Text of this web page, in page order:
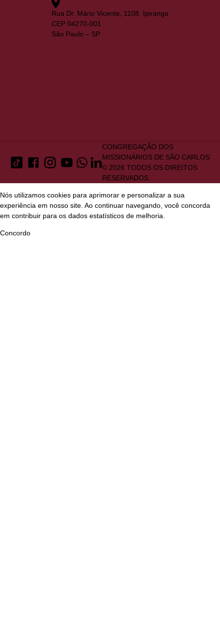
Rua Dr. Mário Vicente, 1108, Ipiranga
CEP 04270-001
São Paulo – SP
CONGREGAÇÃO DOS
MISSIONÁRIOS DE SÃO CARLOS
© 2026 TODOS OS DIREITOS
RESERVADOS.
Nós utilizamos cookies para aprimorar e personalizar a sua
experiência em nosso site. Ao continuar navegando, você concorda
em contribuir para os dados estatísticos de melhoria.
Concordo